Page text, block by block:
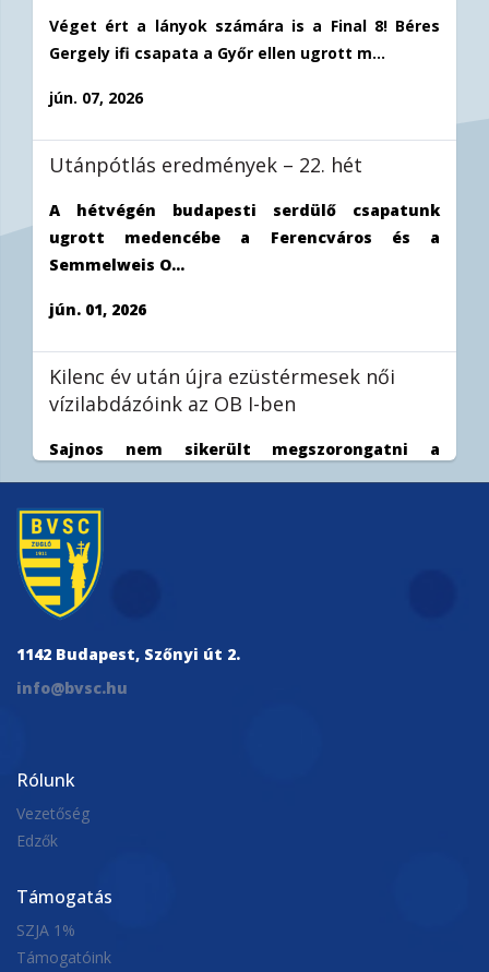
Véget ért a lányok számára is a Final 8! Béres
Gergely ifi csapata a Győr ellen ugrott m...
jún. 07, 2026
Utánpótlás eredmények – 22. hét
A hétvégén budapesti serdülő csapatunk
ugrott medencébe a Ferencváros és a
Semmelweis O...
jún. 01, 2026
Kilenc év után újra ezüstérmesek női
vízilabdázóink az OB I-ben
Sajnos nem sikerült megszorongatni a
harmad...
máj. 31, 2026
Bronzéremmel zárjuk a szezont!
Férficsapatunk harmadszor is legyőzte a
Szolnokot a bronzpárharcban így éremmel
1142 Budapest, Szőnyi út 2.
info@bvsc.hu
Rólunk
Vezetőség
Edzők
Támogatás
SZJA 1%
Támogatóink